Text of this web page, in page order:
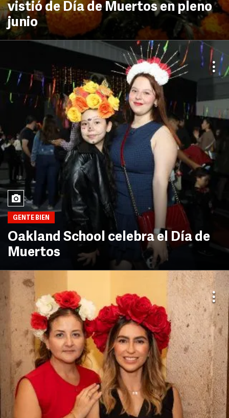
vistió de Día de Muertos en pleno
junio
GENTE BIEN
Oakland School celebra el Día de
Muertos